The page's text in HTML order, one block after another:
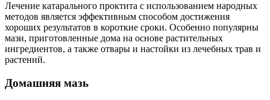
Лечение катарального проктита с использованием народных
методов является эффективным способом достижения
хороших результатов в короткие сроки. Особенно популярны
мази, приготовленные дома на основе растительных
ингредиентов, а также отвары и настойки из лечебных трав и
растений.
Домашняя мазь